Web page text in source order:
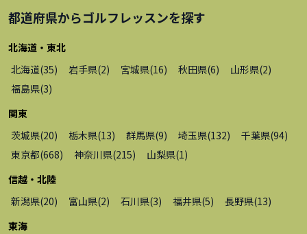
都道府県からゴルフレッスンを探す
北海道・東北
北海道(35) 岩手県(2) 宮城県(16) 秋田県(6) 山形県(2)
福島県(3)
関東
茨城県(20) 栃木県(13) 群馬県(9) 埼玉県(132) 千葉県(94)
東京都(668) 神奈川県(215) 山梨県(1 )
信越・北陸
新潟県(20) 富山県(2) 石川県(3) 福井県(5) 長野県(13)
東海